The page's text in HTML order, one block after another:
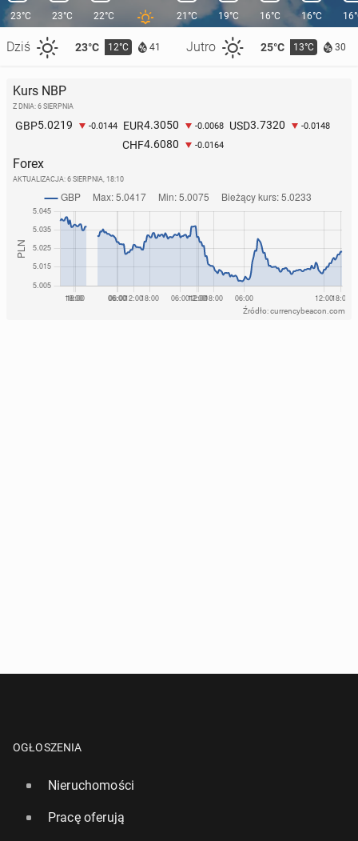
23°C
Dziś 23°C 12°C 41 Jutro 25°C 13°C 30
23°C 22°C 21°C 19°C 16°C 16°C
Kurs NBP
Z DNIA: 6 SIERPNIA
GBP5.0219 -0.0144 EUR4.3050 -0.0068 USD3.7320 -0.0148
CHF4.6080 -0.0164
Forex
AKTUALIZACJA: 6 SIERPNIA, 18:10
Źródło: currencybeacon.com
OGŁOSZENIA
Nieruchomości
Pracę oferują